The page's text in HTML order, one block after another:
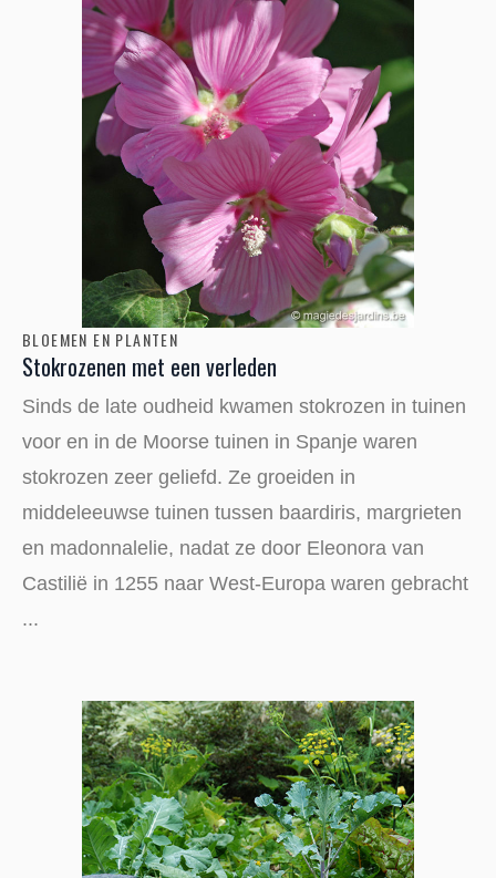
BLOEMEN EN PLANTEN
Stokrozenen met een verleden
Sinds de late oudheid kwamen stokrozen in tuinen
voor en in de Moorse tuinen in Spanje waren
stokrozen zeer geliefd. Ze groeiden in
middeleeuwse tuinen tussen baardiris, margrieten
en madonnalelie, nadat ze door Eleonora van
Castilië in 1255 naar West-Europa waren gebracht
...